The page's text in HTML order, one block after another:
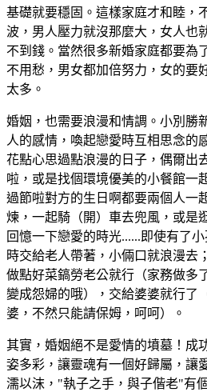
基礎就要穩固。這樣家庭才和睦，
波，男人壓力就沒那麼大，女人也
不到錢。當然很多新婚家庭都要為
不用愁，男女都加倍努力，女的要
太多。
婚姻，也需要浪漫和情調。小別勝
人的感情，喚起戀愛時互相思念的
花點心思過點浪漫的日子，偶爾出
啦，或是找個環境優美的小餐館一
過節啦對方的生日啊都要兩個人一
煉，一起騎（開）車去兜風，或是
回憶一下戀愛的時光......即使有了
時交給老人帶著，小倆口就浪漫去
做點好菜鎬勞老公就行（家務做多
變成怨婦的哦），交給婆婆就行了
婆，不然只能請保姆，呵呵）。
其實，婚姻絕不是愛情的墳墓！成
姿多彩，讓靈魂有一個好歸屬，讓
濡以沫，"執子之手，與子偕老"有